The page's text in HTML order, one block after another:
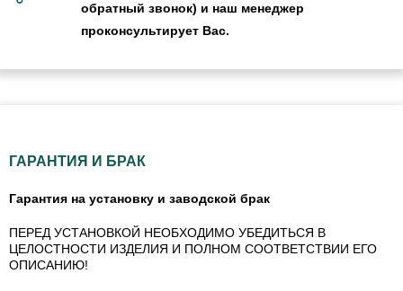
обратный звонок) и наш менеджер
проконсультирует Вас.
ГАРАНТИЯ И БРАК
Гарантия на установку и заводской брак
ПЕРЕД УСТАНОВКОЙ НЕОБХОДИМО УБЕДИТЬСЯ В
ЦЕЛОСТНОСТИ ИЗДЕЛИЯ И ПОЛНОМ СООТВЕТСТВИИ ЕГО
ОПИСАНИЮ!